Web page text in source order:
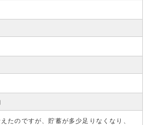
たのですが、貯蓄が多少足りなくなり、